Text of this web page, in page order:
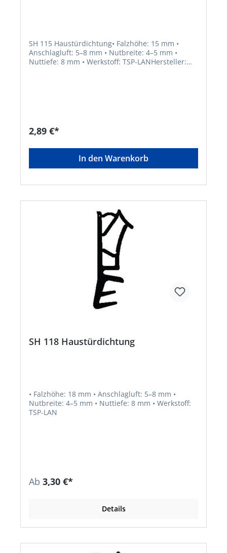
SH 115 Haustürdichtung• Falzhöhe: 15 mm •
Anschlagluft: 5–8 mm • Nutbreite: 4–5 mm •
Nuttiefe: 8 mm • Werkstoff: TSP-LANHersteller:
2,89 €*
In den Warenkorb
SH 118 Haustürdichtung
• Falzhöhe: 18 mm • Anschlagluft: 5–8 mm •
Nutbreite: 4–5 mm • Nuttiefe: 8 mm • Werkstoff:
TSP-LAN
Ab 3,30 €*
Details